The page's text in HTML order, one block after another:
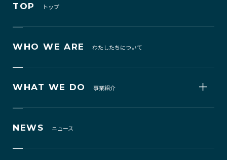
TOP トップ
WHO WE ARE わたしたちについて
WHAT WE DO 事業紹介
NEWS ニュース